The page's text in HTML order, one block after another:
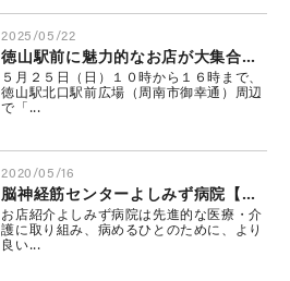
2025/05/22
徳山駅前に魅力的なお店が大集合！ 周南 蚤の市
５月２５日（日）１０時から１６時まで、
徳山駅北口駅前広場（周南市御幸通）周辺
で「...
2020/05/16
脳神経筋センターよしみず病院【おいでっちゃ商店街】
お店紹介よしみず病院は先進的な医療・介
護に取り組み、病めるひとのために、より
良い...